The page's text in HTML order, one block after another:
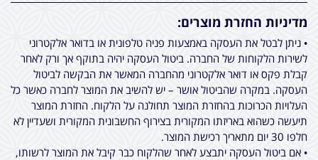
מדיניות החזרת מוצרים:
• ניתן לבטל את העסקה באמצעות פניה טלפונית או בדואר אלקטרוני
לשירות הלקוחות של החברה. ביטול העסקה יהיה בתוקף אך ורק לאחר
קבלת פקס או דואר אלקטרוני מהחברה המאשר את הבקשה לביטול
העסקה. במקרה שהביטול אושר – יש להשיב את המוצר לחברה כאשר כל
העלויות הכרוכות בהחזרת המוצר תחולנה על הלקוח. החזרת המוצר
תיעשה כשהוא באריזתו המקורית בצירוף החשבונית המקורית ושעדיין לא
חלפו 30 יום מתאריך רכישת המוצר.
• אם ביטול העסקה יתבצע לאחר שהלקוח כבר קיבל את המוצר לרשותו,